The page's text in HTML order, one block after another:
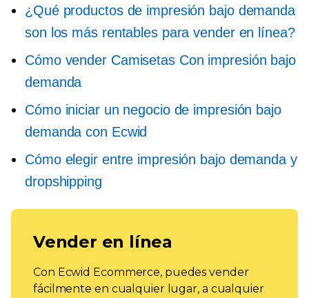
¿Qué productos de impresión bajo demanda
son los más rentables para vender en línea?
Cómo vender CamisetasCon impresión bajo
demanda
Cómo iniciar un negocio de impresión bajo
demanda con Ecwid
Cómo elegir entre impresión bajo demanda y
dropshipping
Vender en línea
Con Ecwid Ecommerce, puedes vender
fácilmente en cualquier lugar, a cualquier